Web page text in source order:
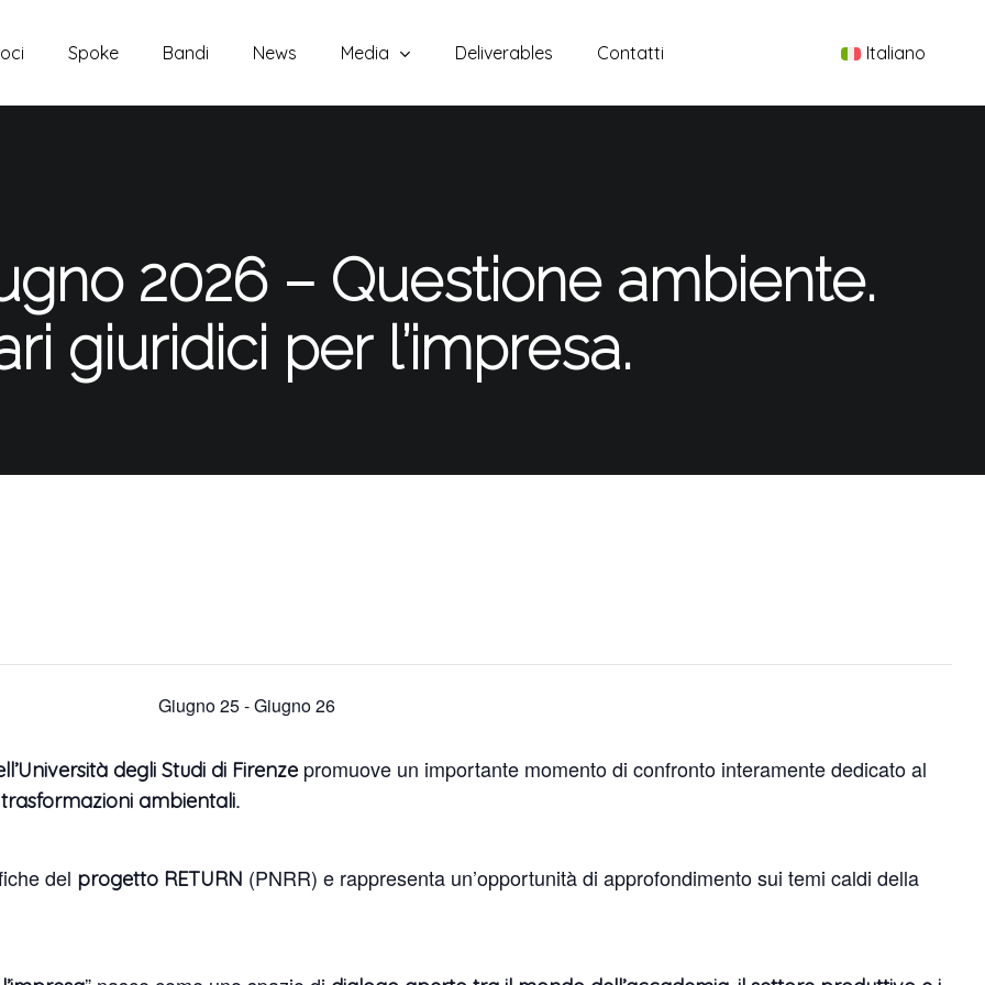
Spoke Bandi News Media Deliverables Contatti Italiano
2026 – Questione ambiente.
giuridici per l’impresa.
Giugno 25-Giugno 26
degli Studi di Firenze promuove un importante momento di confronto interamente dedicato al
ambientali.
del progetto RETURN (PNRR) e rappresenta un’opportunità di approfondimento sui temi caldi della